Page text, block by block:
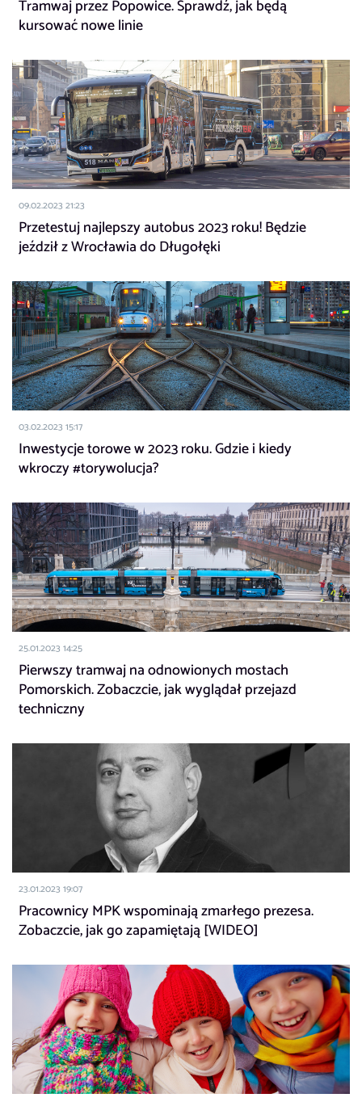
Tramwaj przez Popowice. Sprawdź, jak będą
kursować nowe linie
09.02.2023 21:23
Przetestuj najlepszy autobus 2023 roku! Będzie
jeździł z Wrocławia do Długołęki
03.02.2023 15:17
Inwestycje torowe w 2023 roku. Gdzie i kiedy
wkroczy #torywolucja?
25.01.2023 14:25
Pierwszy tramwaj na odnowionych mostach
Pomorskich. Zobaczcie, jak wyglądał przejazd
techniczny
23.01.2023 19:07
Pracownicy MPK wspominają zmarłego prezesa.
Zobaczcie, jak go zapamiętają [WIDEO]